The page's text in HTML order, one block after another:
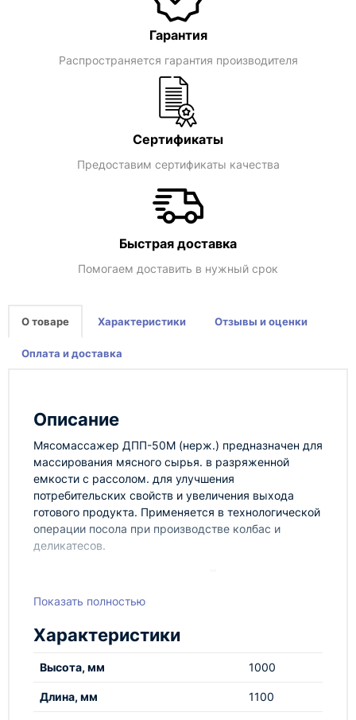
Гарантия
Распространяется гарантия производителя
Сертификаты
Предоставим сертификаты качества
Быстрая доставка
Помогаем доставить в нужный срок
О товаре Характеристики Отзывы и оценки
Оплата и доставка
Описание
Мясомассажер ДПП-50М (нерж.) предназначен для
массирования мясного сырья. в разряженной
емкости с рассолом. для улучшения
потребительских свойств и увеличения выхода
готового продукта. Применяется в технологической
операции посола при производстве колбас и
деликатесов.
Загрузить сырье в емкость через люк, залив
крышку люка, плотно прижав руками. Проверить
положение, когда кран окажется в верхней точке
ниппель крана и при закрытом кране включить
Показать полностью
Характеристики
Высота, мм 1000
Длина, мм 1100